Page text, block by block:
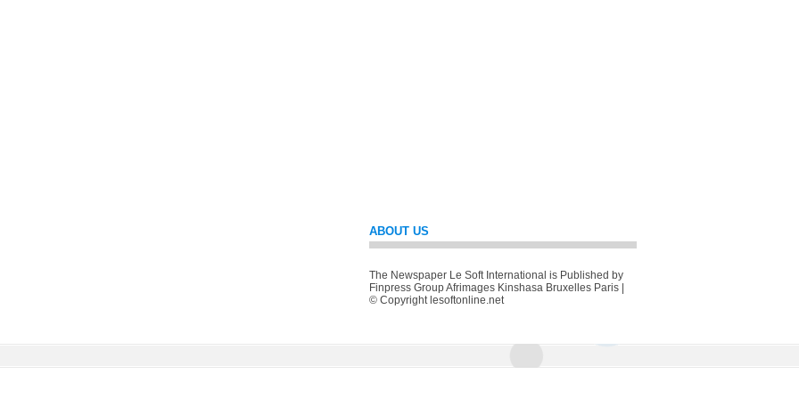
ABOUT US
The Newspaper Le Soft International is Published by
Finpress Group Afrimages Kinshasa Bruxelles Paris |
© Copyright lesoftonline.net